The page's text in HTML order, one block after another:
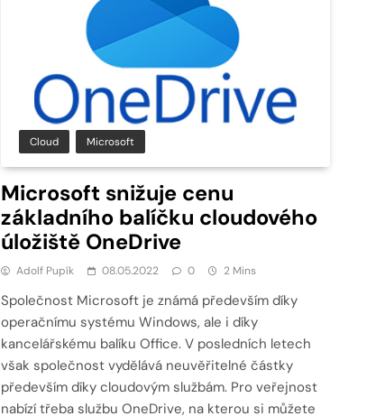
Cloud Microsoft
Microsoft snižuje cenu
základního balíčku cloudového
úložiště OneDrive
Adolf Pupík 08.05.2022 0 2 Mins
Společnost Microsoft je známá především díky
operačnímu systému Windows, ale i díky
kancelářskému balíku Office. V posledních letech
však společnost vydělává neuvěřitelné částky
především díky cloudovým službám. Pro veřejnost
nabízí třeba službu OneDrive, na kterou si můžete